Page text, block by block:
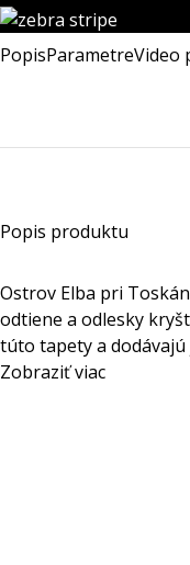
PopisParametreVideo
Popis produktu
Ostrov Elba pri
odtiene a odlesky
túto tapety a dodávajú
Zobraziť viac